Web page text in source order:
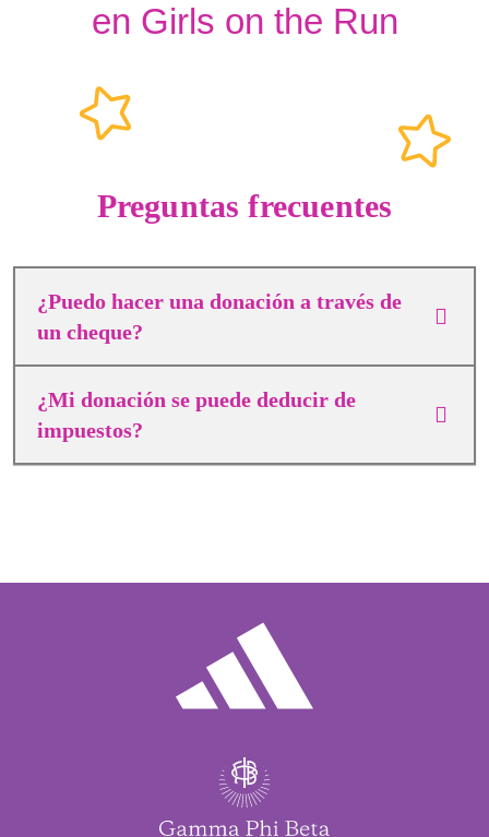
en Girls on the Run
Preguntas frecuentes
¿Puedo hacer una donación a través de
un cheque?
¿Mi donación se puede deducir de
impuestos?